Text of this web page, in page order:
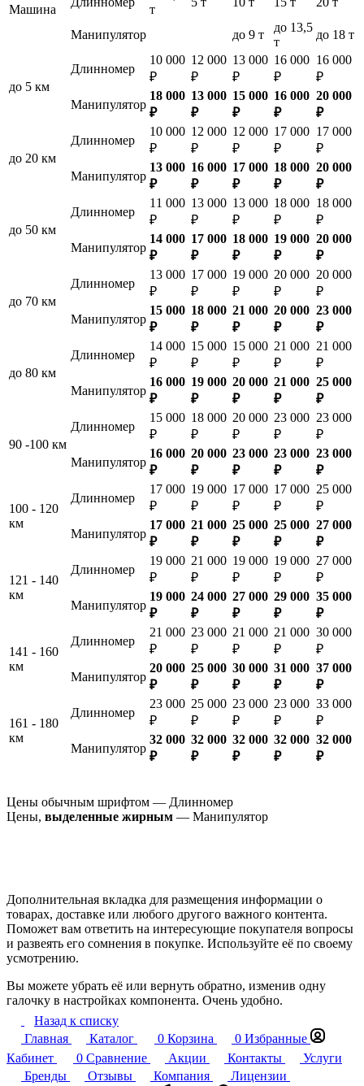
Машина
т
Манипулятор до 9 т
до 13,5
т
до 18 т
до 5 км
Длинномер
10 000
₽
12 000
₽
13 000
₽
16 000
₽
16 000
₽
Манипулятор
18 000
₽
13 000
₽
15 000
₽
16 000
₽
20 000
₽
до 20 км
Длинномер
10 000
₽
12 000
₽
12 000
₽
17 000
₽
17 000
₽
Манипулятор
13 000
₽
16 000
₽
17 000
₽
18 000
₽
20 000
₽
до 50 км
Длинномер
11 000
₽
13 000
₽
13 000
₽
18 000
₽
18 000
₽
Манипулятор
14 000
₽
17 000
₽
18 000
₽
19 000
₽
20 000
₽
до 70 км
Длинномер
13 000
₽
17 000
₽
19 000
₽
20 000
₽
20 000
₽
Манипулятор
15 000
₽
18 000
₽
21 000
₽
20 000
₽
23 000
₽
до 80 км
Длинномер
14 000
₽
15 000
₽
15 000
₽
21 000
₽
21 000
₽
Манипулятор
16 000
₽
19 000
₽
20 000
₽
21 000
₽
25 000
₽
90 -100 км
Длинномер
15 000
₽
18 000
₽
20 000
₽
23 000
₽
23 000
₽
Манипулятор
16 000
₽
20 000
₽
23 000
₽
23 000
₽
23 000
₽
100 - 120
км
Длинномер
17 000
₽
19 000
₽
17 000
₽
17 000
₽
25 000
₽
Манипулятор
17 000
₽
21 000
₽
25 000
₽
25 000
₽
27 000
₽
121 - 140
км
Длинномер
19 000
₽
21 000
₽
19 000
₽
19 000
₽
27 000
₽
Манипулятор
19 000
₽
24 000
₽
27 000
₽
29 000
₽
35 000
₽
141 - 160
км
Длинномер
21 000
₽
23 000
₽
21 000
₽
21 000
₽
30 000
₽
Манипулятор
20 000
₽
25 000
₽
30 000
₽
31 000
₽
37 000
₽
161 - 180
км
Длинномер
23 000
₽
25 000
₽
23 000
₽
23 000
₽
33 000
₽
Манипулятор
32 000
₽
32 000
₽
32 000
₽
32 000
₽
32 000
₽
Цены обычным шрифтом — Длинномер
Цены, выделенные жирным — Манипулятор
Дополнительная вкладка для размещения информации о
товарах, доставке или любого другого важного контента.
Поможет вам ответить на интересующие покупателя вопросы
и развеять его сомнения в покупке. Используйте её по своему
усмотрению.
Вы можете убрать её или вернуть обратно, изменив одну
галочку в настройках компонента. Очень удобно.
Назад к списку
Главная
Каталог 0 Корзина 0 Избранные
Кабинет
0 Сравнение Акции Контакты
Услуги
Бренды
Отзывы Компания
Лицензии